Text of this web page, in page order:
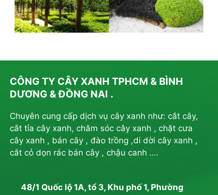
CÔNG TY CÂY XANH TPHCM & BÌNH
DƯƠNG & ĐỒNG NAI .
Chuyên cung cấp dịch vụ cây xanh như: cắt cây,
cắt tỉa cây xanh, chăm sóc cây xanh , chặt cưa
cây xanh , bán cây , đào trồng ,di dời cây xanh ,
cắt cỏ dọn rác bán cây , chậu canh ….
48/1 Quốc lộ 1A, tổ 3, Khu phố 1, Phường